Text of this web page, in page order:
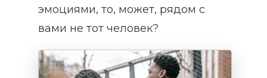
эмоциями, то, может, рядом с
вами не тот человек?